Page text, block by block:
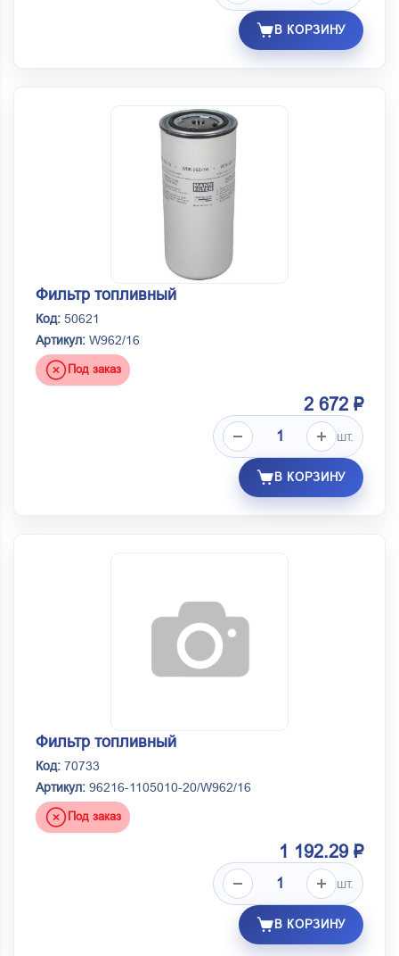
В КОРЗИНУ
Фильтр топливный
Код: 50621
Артикул: W962/16
Под заказ
2 672 ₽
шт.
В КОРЗИНУ
Фильтр топливный
Код: 70733
Артикул: 96216-1105010-20/W962/16
Под заказ
1 192.29 ₽
шт.
В КОРЗИНУ